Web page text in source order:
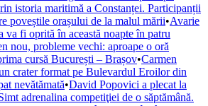
istoria maritimă a Constanței. Participanții
poveștile orașului de la malul mării•Avarie
fi oprită în această noapte în patru
nou, probleme vechi: aproape o oră
cursă București – Brașov•Carmen
crater format pe Bulevardul Eroilor din
nevătămată•David Popovici a plecat la
adrenalina competiţiei de o săptămână.